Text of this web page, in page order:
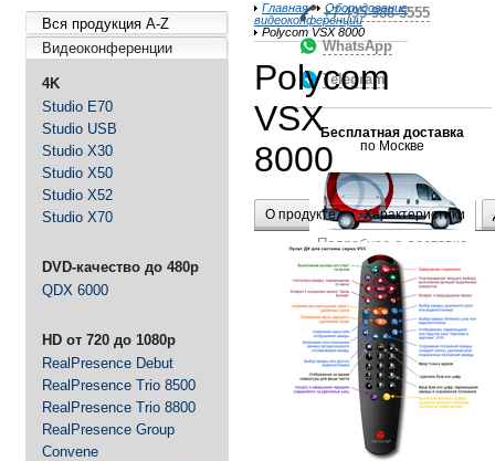
Вся продукция A-Z
Видеоконференции
4K
Studio E70
Studio USB
Studio X30
Studio X50
Studio X52
Studio X70
DVD-качество до 480p
QDX 6000
HD от 720 до 1080p
RealPresence Debut
RealPresence Trio 8500
RealPresence Trio 8800
RealPresence Group
Convene
+7-495-988-5555
WhatsApp
Telegram
Бесплатная доставка
по Москве
Подробнее о доставке
-Доставим быстро и
бесплатно
- Доставка по всей России
-Ответим быстро
-ЭкономимВаше время
Гарантия
цены
- Экономим Ваши деньги
Главная
Оборудование
видеоконференции
Polycom VSX 8000
Polycom
VSX
8000
О продукте Характеристики